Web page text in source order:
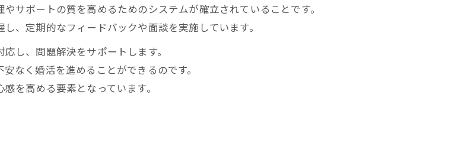
の全体的なサポート体制を解説
が安全な婚活を提供する仕組み
のサポート体制が活動を円滑にする
よる結婚相談所の利点
連盟の体制がもたらす出会いの広がり
連盟利用がサポート体制強化に繋がる
サポートの質を高めるためのシステムが確立されていることです。
、定期的なフィードバックや面談を実施しています。
し、問題解決をサポートします。
なく婚活を進めることができるのです。
を高める要素となっています。